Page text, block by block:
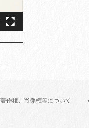
著作権、肖像権等について